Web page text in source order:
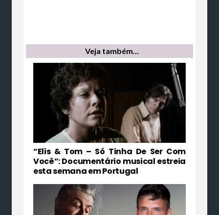
Veja também…
“Elis & Tom – Só Tinha De Ser Com
Você”: Documentário musical estreia
esta semana em Portugal